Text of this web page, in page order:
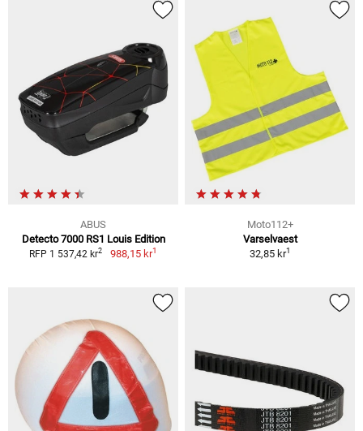
ABUS
Detecto 7000 RS1 Louis Edition
RFP 1 537,42 kr2 988,15 kr1
Moto112+
Varselvaest
32,85 kr1